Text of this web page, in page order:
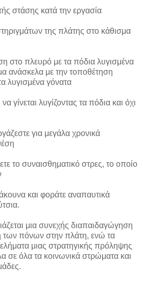
στάσης κατά την εργασία
της πλάτης στο κάθισμα
στο πλευρό με τα πόδια λυγισμένα
ανάσκελα με την τοποθέτηση
λυγισμένα γόνατα
λυγίζοντας τα πόδια και όχι
για μεγάλα χρονικά
το συναισθηματικό στρες, το οποίο
και φοράτε αναπαυτικά
μια συνεχής διαπαιδαγώγηση
των πόνων στην πλάτη, ενώ τα
μιας στρατηγικής πρόληψης
σε όλα τα κοινωνικά στρώματα και